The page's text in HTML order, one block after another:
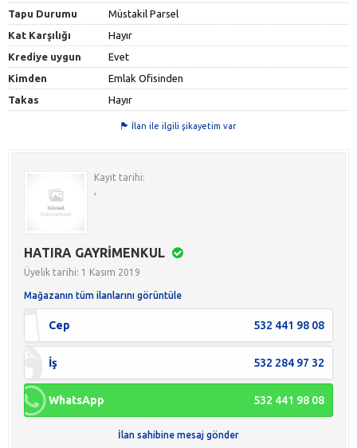
Tapu Durumu
Müstakil Parsel
Kat Karşılığı
Hayır
Krediye uygun
Evet
Kimden
Emlak Ofisinden
Takas
Hayır
İlan ile ilgili şikayetim var
Kayıt tarihi:
,
HATIRA GAYRİMENKUL
Üyelik tarihi: 1 Kasım 2019
Mağazanın tüm ilanlarını görüntüle
Cep 532 441 98 08
İş 532 284 97 32
WhatsApp 532 441 98 08
İlan sahibine mesaj gönder